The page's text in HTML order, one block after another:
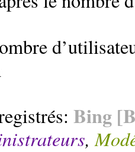
Bing
,